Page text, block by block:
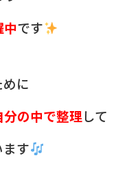
中です
に
の中で整理して
ます